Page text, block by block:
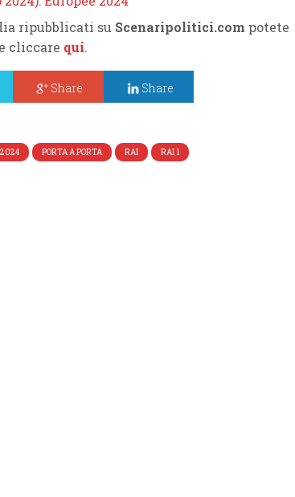
ripubblicati su Scenaripolitici.com potete
cliccare qui.
Share Share
2024 PORTA A PORTA RAI RAI 1